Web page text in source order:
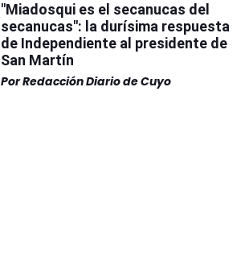
"Miadosqui es el secanucas del
secanucas": la durísima respuesta
de Independiente al presidente de
San Martín
PorRedacción Diario de Cuyo